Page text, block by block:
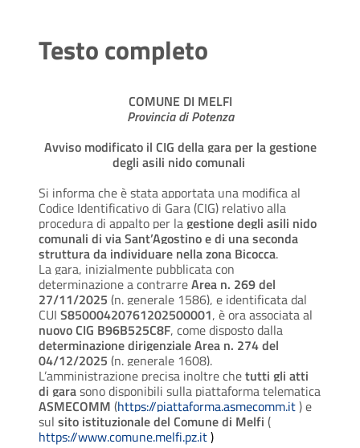
Testo completo
COMUNE DI MELFI
Provincia di Potenza
Avviso modificato il CIG della gara per la gestione
degli asili nido comunali
Si informa che è stata apportata una modifica al
Codice Identificativo di Gara (CIG) relativo alla
procedura di appalto per lagestione degli asili nido
comunali di via Sant’Agostino e di una seconda
struttura da individuare nella zona Bicocca.
La gara, inizialmente pubblicata con
determinazione a contrarreArea n. 269 del
27/11/2025 (n. generale 1586), e identificata dal
CUI S85000420761202500001, è ora associata al
nuovo CIG B96B525C8F, come disposto dalla
determinazione dirigenziale Area n. 274 del
04/12/2025 (n. generale 1608).
L’amministrazione precisa inoltre chetutti gli atti
di garasono disponibili sulla piattaforma telematica
ASMECOMM (https://piattaforma.asmecomm.it) e
sul sito istituzionale del Comune di Melfi (
https://www.comune.melfi.pz.it)